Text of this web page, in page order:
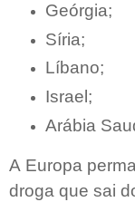
Geórgia;
Síria;
Líbano;
Israel;
Arábia
A Europa
droga que sai